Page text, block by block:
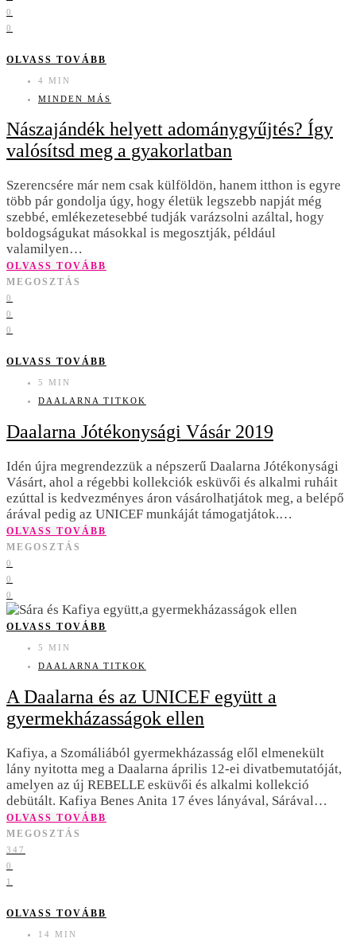
0
0
OLVASS TOVÁBB
4 MIN
MINDEN MÁS
Nászajándék helyett adománygyűjtés? Így
valósítsd meg a gyakorlatban
Szerencsére már nem csak külföldön, hanem itthon is egyre
több pár gondolja úgy, hogy életük legszebb napját még
szebbé, emlékezetesebbé tudják varázsolni azáltal, hogy
boldogságukat másokkal is megosztják, például
valamilyen…
OLVASS TOVÁBB
MEGOSZTÁS
0
0
0
OLVASS TOVÁBB
5 MIN
DAALARNA TITKOK
Daalarna Jótékonysági Vásár 2019
Idén újra megrendezzük a népszerű Daalarna Jótékonysági
Vásárt, ahol a régebbi kollekciók esküvői és alkalmi ruháit
ezúttal is kedvezményes áron vásárolhatjátok meg, a belépő
árával pedig az UNICEF munkáját támogatjátok.…
OLVASS TOVÁBB
MEGOSZTÁS
0
0
0
OLVASS TOVÁBB
5 MIN
DAALARNA TITKOK
A Daalarna és az UNICEF együtt a
gyermekházasságok ellen
Kafiya, a Szomáliából gyermekházasság elől elmenekült
lány nyitotta meg a Daalarna április 12-ei divatbemutatóját,
amelyen az új REBELLE esküvői és alkalmi kollekció
debütált. Kafiya Benes Anita 17 éves lányával, Sárával…
OLVASS TOVÁBB
MEGOSZTÁS
347
0
1
OLVASS TOVÁBB
14 MIN